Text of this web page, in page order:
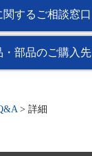
関するご相談窓口
・部品のご購入先
> 詳細